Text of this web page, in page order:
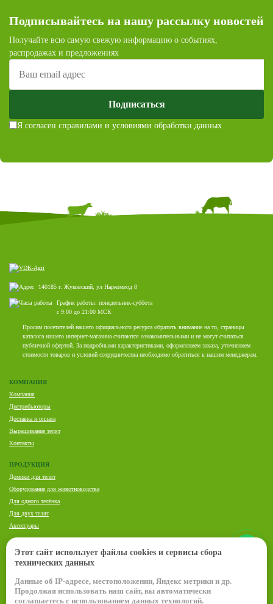
Подписывайтесь на нашу рассылку новостей
Получайте всю самую свежую информацию о событиях,
распродажах и предложениях
Подписаться
Я согласен справилами и условиями обработки данных
140185 г. Жуковский, ул Наркомвод 8
График работы: понедельник-суббота
с 9:00 до 21:00 МСК
Просим посетителей нашего официального ресурса обратить внимание на то, страницы
каталога нашего интернет-магазина считаются ознакомительными и не могут считаться
публичной офертой. За подробными характеристиками, оформлением заказа, уточнением
стоимости товаров и условий сотрудничества необходимо обратиться к нашим менеджерам.
КОМПАНИЯ
Компания
Дистрибьюторы
Доставка и оплата
Выращивание телят
Контакты
ПРОДУКЦИЯ
Домики для телят
Оборудование для животноводства
Для одного телёнка
Для двух телят
Аксессуары
+7 (920) 636-21-38
ekomar-vdk@mail.ru
Этот сайт использует файлы cookies и сервисы сбора
технических данных
Данные об IP-адресе, местоположении, Яндекс метрики и др.
Продолжая использовать наш сайт, вы автоматически
соглашаетесь с использованием данных технологий.